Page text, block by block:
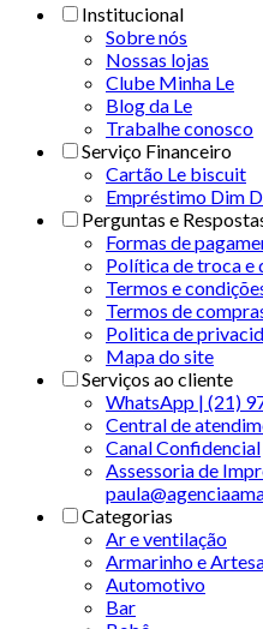
Institucional
Sobre nós
Nossas lojas
Clube Minha Le
Blog da Le
Trabalhe conosco
Serviço Financeiro
Cartão Le biscuit
Empréstimo Dim
Perguntas e
Formas de
Política de troca e
Termos e
Termos de
Politica de
Mapa do site
Serviços ao cliente
WhatsApp | (21)
Central de
Canal Confidencial
Assessoria de
Categorias
Ar e ventilação
Armarinho e
Automotivo
Bar